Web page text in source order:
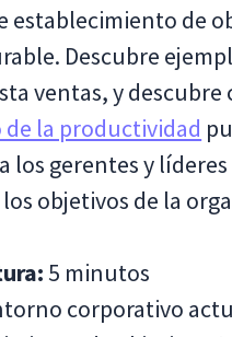
establecimiento de
Descubre
ventas, y
la productividad
los gerentes y
objetivos de la
5 minutos
corporativo